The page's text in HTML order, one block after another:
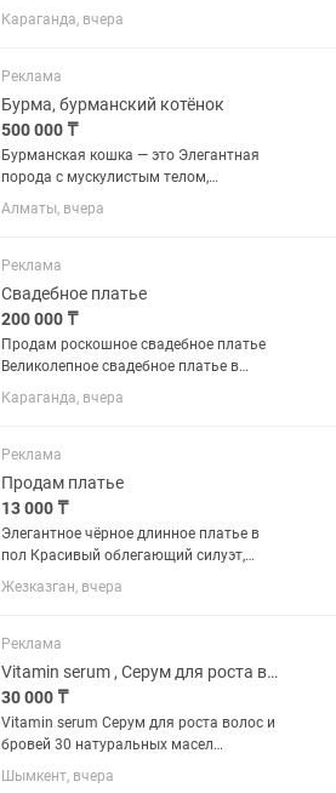
шелковистой шерстью и
выразительными глазами. Они
характером: невероятно привязаны к
человеку, активны,...
Караганда, вчера
Реклама
Бурма, бурманский котёнок
500 000 ₸
Бурманская кошка — это Элегантная
порода с мускулистым телом,
шелковистой шерстью и
выразительными глазами. Они
характером: невероятно привязаны к
человеку, активны,...
Алматы, вчера
Реклама
Свадебное платье
200 000 ₸
Продам роскошное свадебное платье
Великолепное свадебное платье в
стиле “принцесса” с эффектным
длинным шлейфом и изысканным
деликатным блеском, красиво
переливается при...
Караганда, вчера
Реклама
Продам платье
13 000 ₸
Элегантное чёрное длинное платье в
пол Красивый облегающий силуэт,
который подчеркивает фигуру. Платье
выполнено из эффектной черной ткани
украшено декоративными камнями....
Жезказган, вчера
Реклама
Vitamin serum , Серум для роста волос и бровей
30 000 ₸
Vitamin serum Серум для роста волос и
бровей 30 натуральных масел
отвечающее за определенное
направление: Пробуждение луковиц
Шымкент, вчера